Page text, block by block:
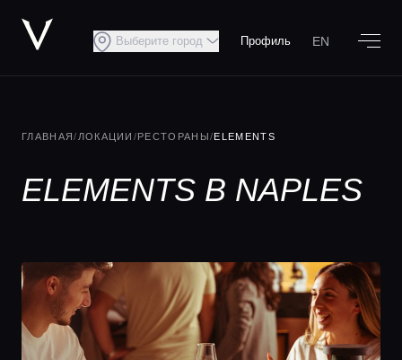
Выберите город Профиль EN
ГЛАВНАЯ/ ЛОКАЦИИ /РЕСТОРАНЫ/ELEMENTS
ELEMENTS В NAPLES